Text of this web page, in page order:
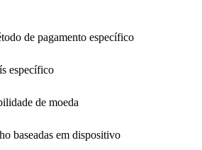
de pagamento específico
específico
de moeda
baseadas em dispositivo